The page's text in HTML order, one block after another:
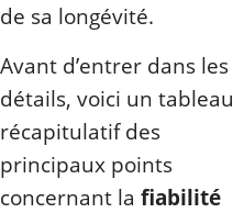
de sa longévité.
Avant d’entrer dans les
détails, voici un tableau
récapitulatif des
principaux points
concernant la fiabilité